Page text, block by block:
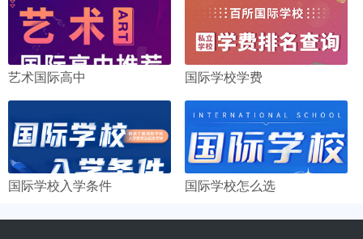
艺术国际高中 国际学校学费
国际学校入学条件 国际学校怎么选